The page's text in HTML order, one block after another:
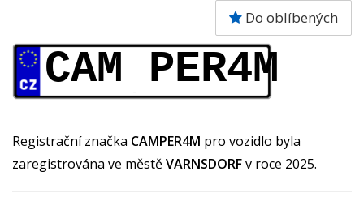
Do oblíbených
CAM PER4M
Registrační značka CAMPER4M pro vozidlo byla
zaregistrována ve městěVARNSDORFv roce 2025.